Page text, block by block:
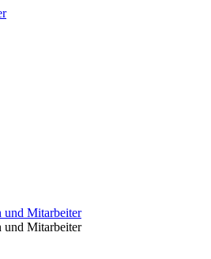
und Mitarbeiter
und Mitarbeiter